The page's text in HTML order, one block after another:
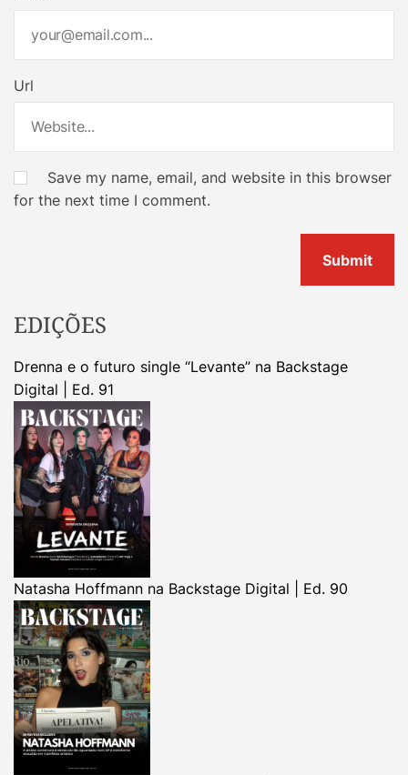
Url
Save my name, email, and website in this browser
for the next time I comment.
EDIÇÕES
Drenna e o futuro single “Levante” na Backstage
Digital | Ed. 91
Natasha Hoffmann na Backstage Digital | Ed. 90